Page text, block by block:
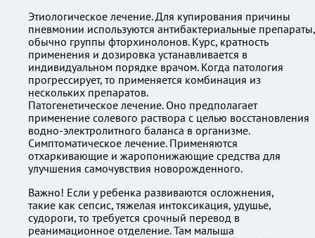
Этиологическое лечение. Для купирования причины
пневмонии используются антибактериальные препараты,
обычно группы фторхинолонов. Курс, кратность
применения и дозировка устанавливается в
индивидуальном порядке врачом. Когда патология
прогрессирует, то применяется комбинация из
нескольких препаратов.
Патогенетическое лечение. Оно предполагает
применение солевого раствора с целью восстановления
водно-электролитного баланса в организме.
Симптоматическое лечение. Применяются
отхаркивающие и жаропонижающие средства для
улучшения самочувствия новорожденного.
Важно! Если у ребенка развиваются осложнения,
такие как сепсис, тяжелая интоксикация, удушье,
судороги, то требуется срочный перевод в
реанимационное отделение. Там малыша